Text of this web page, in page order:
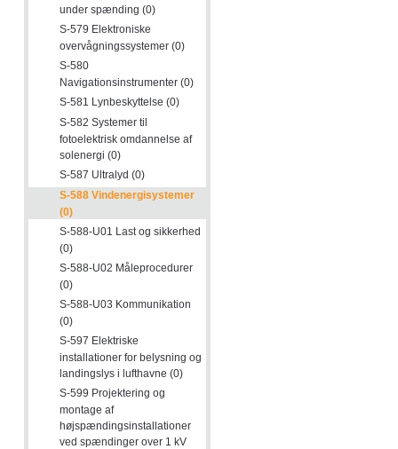
under spænding (0)
S-579 Elektroniske
overvågningssystemer (0)
S-580
Navigationsinstrumenter (0)
S-581 Lynbeskyttelse (0)
S-582 Systemer til
fotoelektrisk omdannelse af
solenergi (0)
S-587 Ultralyd (0)
S-588 Vindenergisystemer
(0)
S-588-U01 Last og sikkerhed
(0)
S-588-U02 Måleprocedurer
(0)
S-588-U03 Kommunikation
(0)
S-597 Elektriske
installationer for belysning og
landingslys i lufthavne (0)
S-599 Projektering og
montage af
højspændingsinstallationer
ved spændinger over 1 kV